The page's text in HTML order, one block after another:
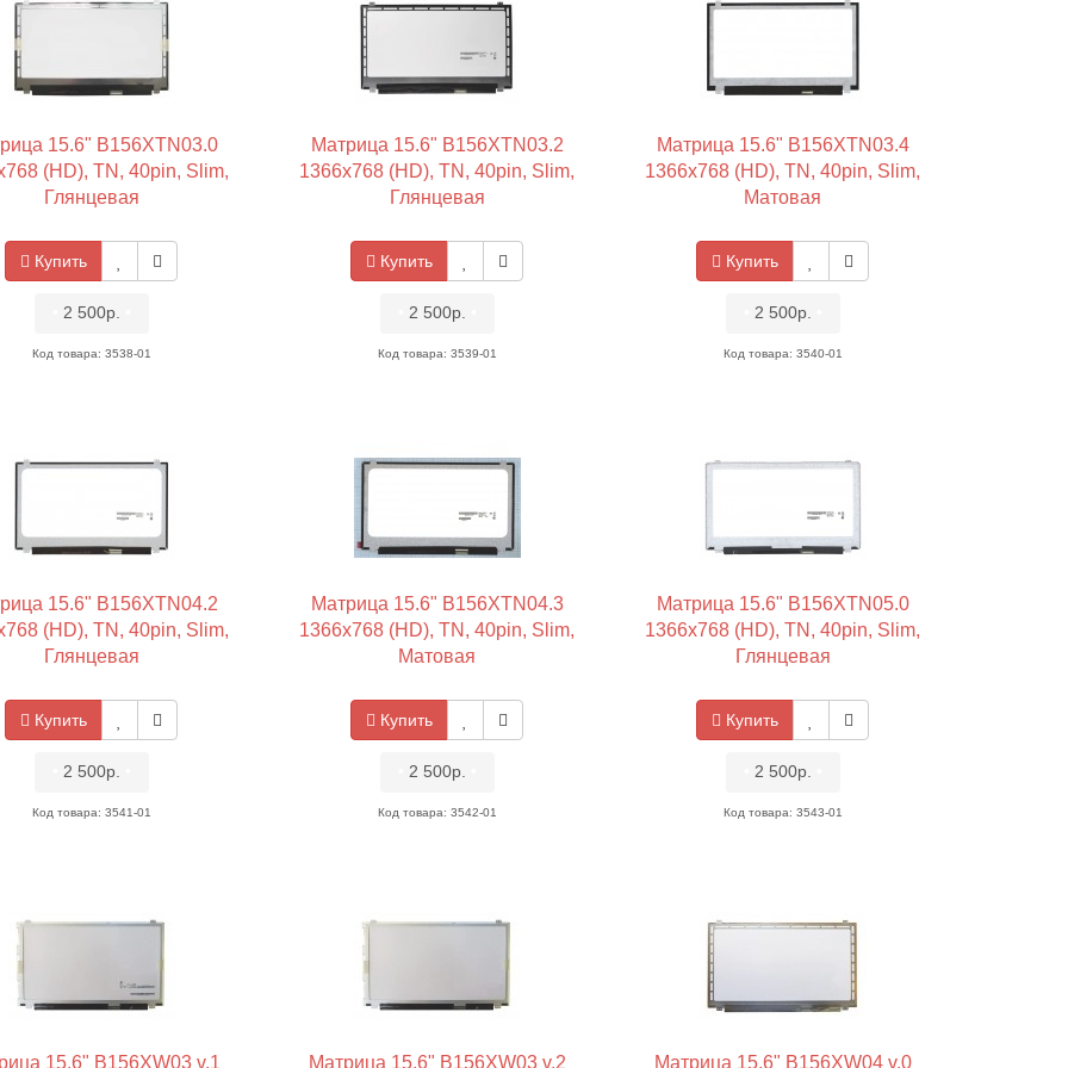
15.6" B156XTN03.0
(HD), TN, 40pin, Slim,
Глянцевая
Купить
2 500р.
Код товара: 3538-01
Матрица 15.6" B156XTN03.2
1366x768 (HD), TN, 40pin, Slim,
Глянцевая
Купить
2 500р.
Код товара: 3539-01
Матрица 15.6" B156XTN03.4
1366x768 (HD), TN, 40pin, Slim,
Матовая
Купить
2 500р.
Код товара: 3540-01
15.6" B156XTN04.2
(HD), TN, 40pin, Slim,
Глянцевая
Купить
2 500р.
Код товара: 3541-01
Матрица 15.6" B156XTN04.3
1366x768 (HD), TN, 40pin, Slim,
Матовая
Купить
2 500р.
Код товара: 3542-01
Матрица 15.6" B156XTN05.0
1366x768 (HD), TN, 40pin, Slim,
Глянцевая
Купить
2 500р.
Код товара: 3543-01
15.6" B156XW03 v.1 Матрица 15.6" B156XW03 v.2 Матрица 15.6" B156XW04 v.0